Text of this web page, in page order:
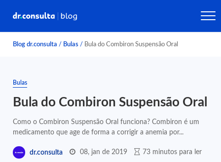
Blog dr.consulta / Bulas / Bula do Combiron Suspensão Oral
Bulas
Bula do Combiron Suspensão Oral
Como o Combiron Suspensão Oral funciona? Combiron é um
medicamento que age de forma a corrigir a anemia por...
dr.consulta 08, jan de 2019 73 minutos para ler